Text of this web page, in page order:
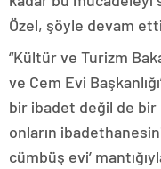
Özel, şöyle devam
“Kültür ve Turizm
ve Cem Evi
bir ibadet değil de
onların
cümbüş evi’